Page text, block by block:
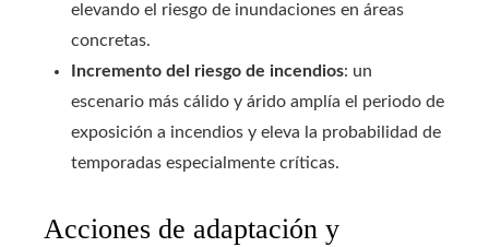
elevando el riesgo de inundaciones en áreas
concretas.
Incremento del riesgo de incendios: un
escenario más cálido y árido amplía el periodo de
exposición a incendios y eleva la probabilidad de
temporadas especialmente críticas.
Acciones de adaptación y